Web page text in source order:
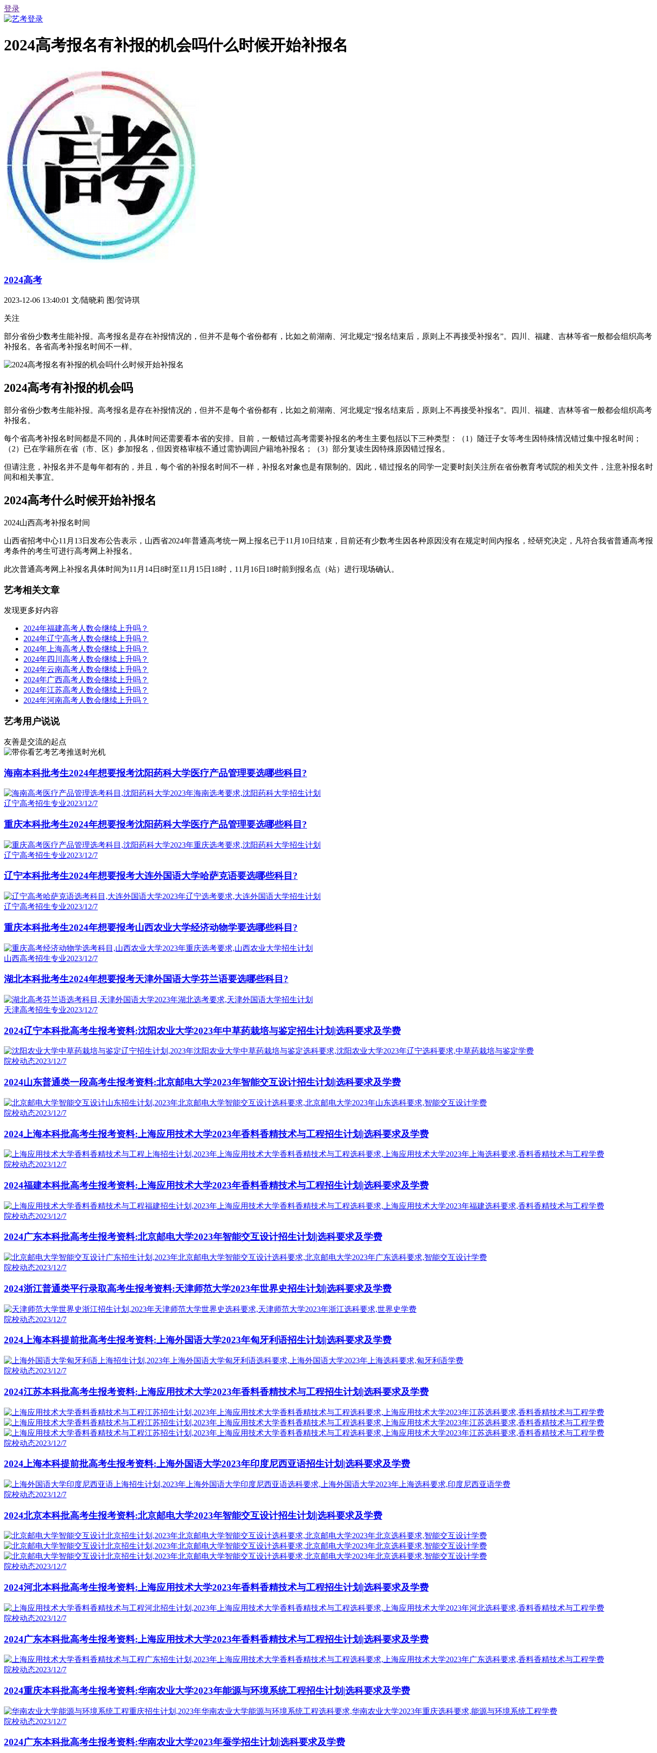
登录
2024高考报名有补报的机会吗什么时候开始补报名
2024高考
2023-12-06 13:40:01 文/陆晓莉 图/贺诗琪
关注
部分省份少数考生能补报。高考报名是存在补报情况的，但并不是每个省份都有，比如之前湖南、河北规定“报名结束后，原则上不再接受补报名”。四川、福建、吉林等省一般都会组织高考
补报名。各省高考补报名时间不一样。
2024高考有补报的机会吗
部分省份少数考生能补报。高考报名是存在补报情况的，但并不是每个省份都有，比如之前湖南、河北规定“报名结束后，原则上不再接受补报名”。四川、福建、吉林等省一般都会组织高考
补报名。
每个省高考补报名时间都是不同的，具体时间还需要看本省的安排。目前，一般错过高考需要补报名的考生主要包括以下三种类型：（1）随迁子女等考生因特殊情况错过集中报名时间；
（2）已在学籍所在省（市、区）参加报名，但因资格审核不通过需协调回户籍地补报名；（3）部分复读生因特殊原因错过报名。
但请注意，补报名并不是每年都有的，并且，每个省的补报名时间不一样，补报名对象也是有限制的。因此，错过报名的同学一定要时刻关注所在省份教育考试院的相关文件，注意补报名时
间和相关事宜。
2024高考什么时候开始补报名
2024山西高考补报名时间
山西省招考中心11月13日发布公告表示，山西省2024年普通高考统一网上报名已于11月10日结束，目前还有少数考生因各种原因没有在规定时间内报名，经研究决定，凡符合我省普通高考报
考条件的考生可进行高考网上补报名。
此次普通高考网上补报名具体时间为11月14日8时至11月15日18时，11月16日18时前到报名点（站）进行现场确认。
艺考相关文章
发现更多好内容
2024年福建高考人数会继续上升吗？
2024年辽宁高考人数会继续上升吗？
2024年上海高考人数会继续上升吗？
2024年四川高考人数会继续上升吗？
2024年云南高考人数会继续上升吗？
2024年广西高考人数会继续上升吗？
2024年江苏高考人数会继续上升吗？
2024年河南高考人数会继续上升吗？
艺考用户说说
友善是交流的起点
艺考推送时光机
海南本科批考生2024年想要报考沈阳药科大学医疗产品管理要选哪些科目?
辽宁高考招生专业2023/12/7
重庆本科批考生2024年想要报考沈阳药科大学医疗产品管理要选哪些科目?
辽宁高考招生专业2023/12/7
辽宁本科批考生2024年想要报考大连外国语大学哈萨克语要选哪些科目?
辽宁高考招生专业2023/12/7
重庆本科批考生2024年想要报考山西农业大学经济动物学要选哪些科目?
山西高考招生专业2023/12/7
湖北本科批考生2024年想要报考天津外国语大学芬兰语要选哪些科目?
天津高考招生专业2023/12/7
2024辽宁本科批高考生报考资料:沈阳农业大学2023年中草药栽培与鉴定招生计划|选科要求及学费
院校动态2023/12/7
2024山东普通类一段高考生报考资料:北京邮电大学2023年智能交互设计招生计划|选科要求及学费
院校动态2023/12/7
2024上海本科批高考生报考资料:上海应用技术大学2023年香料香精技术与工程招生计划|选科要求及学费
院校动态2023/12/7
2024福建本科批高考生报考资料:上海应用技术大学2023年香料香精技术与工程招生计划|选科要求及学费
院校动态2023/12/7
2024广东本科批高考生报考资料:北京邮电大学2023年智能交互设计招生计划|选科要求及学费
院校动态2023/12/7
2024浙江普通类平行录取高考生报考资料:天津师范大学2023年世界史招生计划|选科要求及学费
院校动态2023/12/7
2024上海本科提前批高考生报考资料:上海外国语大学2023年匈牙利语招生计划|选科要求及学费
院校动态2023/12/7
2024江苏本科批高考生报考资料:上海应用技术大学2023年香料香精技术与工程招生计划|选科要求及学费
院校动态2023/12/7
2024上海本科提前批高考生报考资料:上海外国语大学2023年印度尼西亚语招生计划|选科要求及学费
院校动态2023/12/7
2024北京本科批高考生报考资料:北京邮电大学2023年智能交互设计招生计划|选科要求及学费
院校动态2023/12/7
2024河北本科批高考生报考资料:上海应用技术大学2023年香料香精技术与工程招生计划|选科要求及学费
院校动态2023/12/7
2024广东本科批高考生报考资料:上海应用技术大学2023年香料香精技术与工程招生计划|选科要求及学费
院校动态2023/12/7
2024重庆本科批高考生报考资料:华南农业大学2023年能源与环境系统工程招生计划|选科要求及学费
院校动态2023/12/7
2024广东本科批高考生报考资料:华南农业大学2023年蚕学招生计划|选科要求及学费